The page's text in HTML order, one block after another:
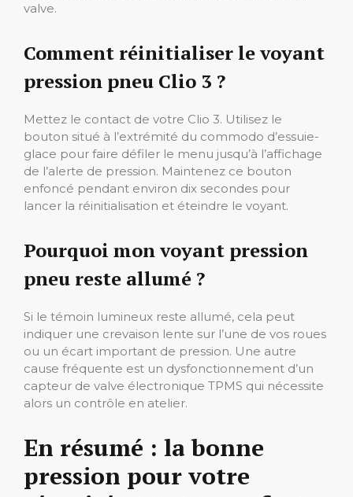
valve.
Comment réinitialiser le voyant
pression pneu Clio 3 ?
Mettez le contact de votre Clio 3. Utilisez le
bouton situé à l’extrémité du commodo d’essuie-
glace pour faire défiler le menu jusqu’à l’affichage
de l’alerte de pression. Maintenez ce bouton
enfoncé pendant environ dix secondes pour
lancer la réinitialisation et éteindre le voyant.
Pourquoi mon voyant pression
pneu reste allumé ?
Si le témoin lumineux reste allumé, cela peut
indiquer une crevaison lente sur l’une de vos roues
ou un écart important de pression. Une autre
cause fréquente est un dysfonctionnement d’un
capteur de valve électronique TPMS qui nécessite
alors un contrôle en atelier.
En résumé : la bonne
pression pour votre